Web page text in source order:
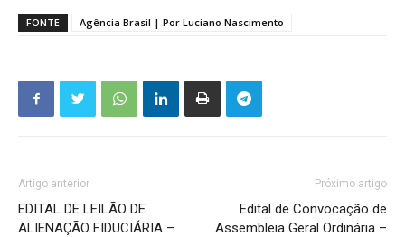
FONTE Agência Brasil | Por Luciano Nascimento
Artigo anterior
EDITAL DE LEILÃO DE
ALIENAÇÃO FIDUCIÁRIA –
Próximo artigo
Edital de Convocação de
Assembleia Geral Ordinária –